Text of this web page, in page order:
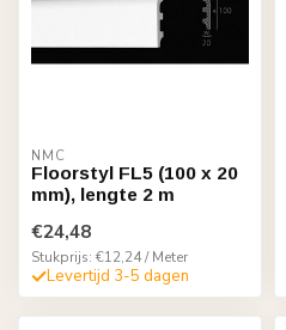
NMC
Floorstyl FL5 (100 x 20
mm), lengte 2 m
€24,48
Stukprijs: €12,24 / Meter
Levertijd 3-5 dagen